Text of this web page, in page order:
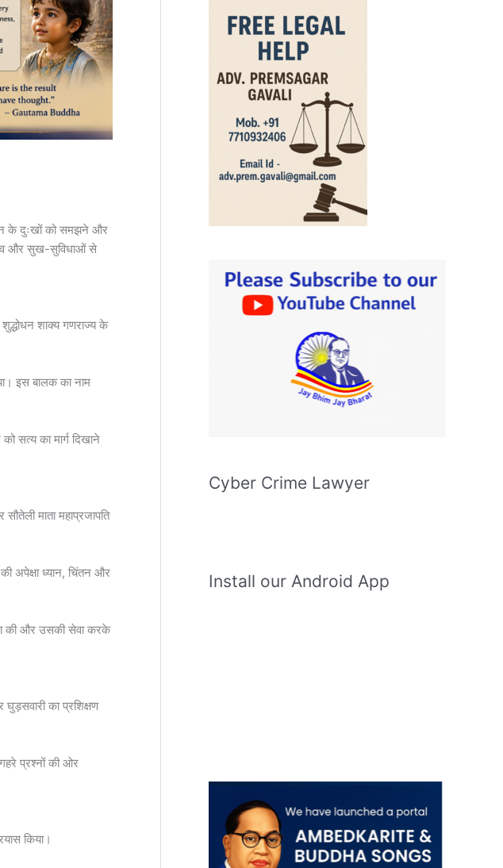
के दुःखों को समझने और
और सुख-सुविधाओं से
शाक्य गणराज्य के
इस बालक का नाम
सत्य का मार्ग दिखाने
माता महाप्रजापति
अपेक्षा ध्यान, चिंतन और
की और उसकी सेवा करके
घुड़सवारी का प्रशिक्षण
प्रश्नों की ओर
किया।
Cyber Crime Lawyer
Install our Android App